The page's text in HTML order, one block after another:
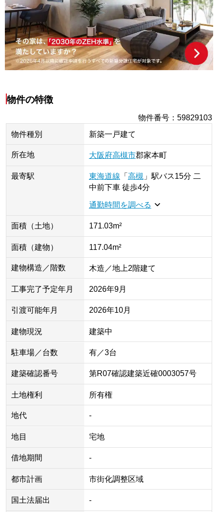
物件の特徴
物件番号 ：59829103
物件種別
新築一戸建て
所在地 大阪府高槻市郡家本町
最寄駅 東海道線 「 高槻 」 駅バス15分 二
中前下車 徒歩4分
通勤時間を調べる
面積（土地） 171.03m²
面積（建物） 117.04m²
建物構造／階数 木造／地上2階建て
工事完了予定年月 2026年9月
引渡可能年月 2026年10月
建物現況 建築中
駐車場／台数 有／3台
建築確認番号 第R07確認建築近確0003057号
土地権利 所有権
地代 -
地目 宅地
借地期間 -
都市計画 市街化調整区域
国土法届出 -